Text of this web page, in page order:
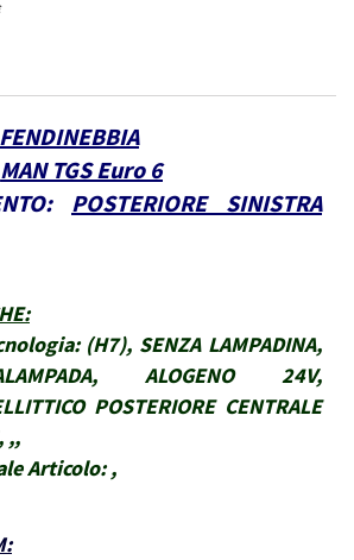
FENDINEBBIA
MAN TGS Euro 6
POSTERIORE SINISTRA
:
(H7), SENZA LAMPADINA,
ALOGENO 24V,
POSTERIORE CENTRALE
,,
Articolo: ,
: